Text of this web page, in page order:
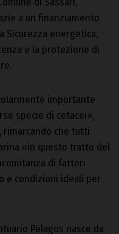
a un finanziamento
Sicurezza energetica,
e la protezione di
importante
specie di cetacei»,
rimarcando che tutti
«in questo tratto del
di fattori
e condizioni ideali per
Pelagos nasce da